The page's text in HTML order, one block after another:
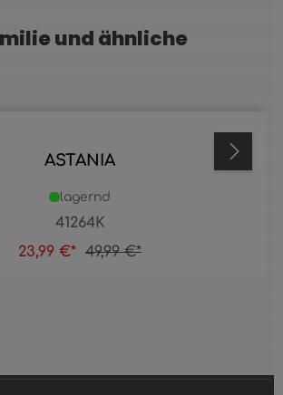
und ähnliche
ASTANIA
41264K
lagernd
23,99 €* 49,99 €*